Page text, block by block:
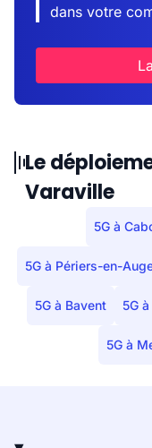
dans votre
Le
Varaville
5G à
5G à Périers-en-
5G à Bavent 5G
5G à